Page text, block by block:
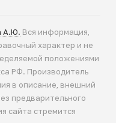
А.Ю. Вся информация,
характер и не
положениями
РФ. Производитель
в описание, внешний
предварительного
сайта стремится